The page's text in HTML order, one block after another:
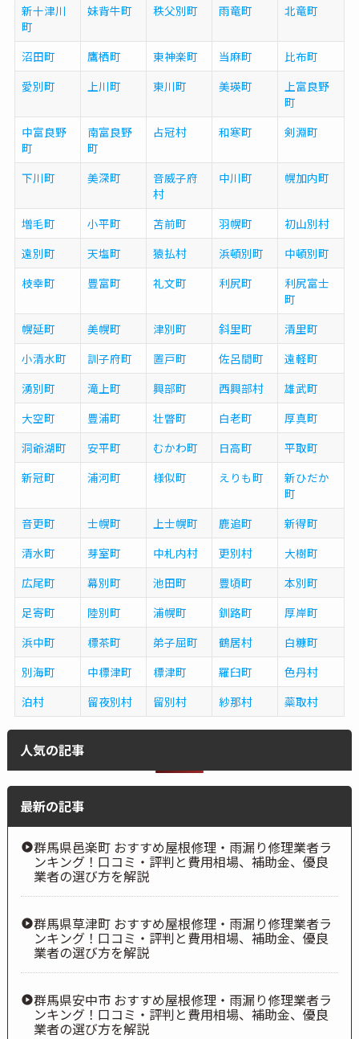
新十津川
町
妹背牛町 秩父別町 雨竜町 北竜町
沼田町 鷹栖町 東神楽町 当麻町
比布町
愛別町
上川町 東川町 美瑛町
上富良野
町
中富良野
町
南富良野
町
占冠村 和寒町 剣淵町
下川町 美深町
音威子府
村
中川町 幌加内町
増毛町 小平町 苫前町 羽幌町
初山別村
遠別町
天塩町 猿払村 浜頓別町
中頓別町
枝幸町
豊富町 礼文町 利尻町
利尻富士
町
幌延町
美幌町 津別町 斜里町
清里町
小清水町
訓子府町 置戸町 佐呂間町
遠軽町
湧別町
滝上町 興部町 西興部村
雄武町
大空町
豊浦町 壮瞥町 白老町
厚真町
洞爺湖町
安平町 むかわ町 日高町
平取町
新冠町
浦河町 様似町 えりも町
新ひだか
町
音更町
士幌町 上士幌町 鹿追町
新得町
清水町
芽室町 中札内村 更別村
大樹町
広尾町
幕別町 池田町 豊頃町
本別町
足寄町
陸別町 浦幌町 釧路町
厚岸町
浜中町
標茶町 弟子屈町 鶴居村
白糠町
別海町
中標津町 標津町 羅臼町
色丹村
泊村
留夜別村 留別村 紗那村 蘂取村
人気の記事
最新の記事
群馬県邑楽町 おすすめ屋根修理・雨漏り修理業者ラ
ンキング！口コミ・評判と費用相場、補助金、優良
業者の選び方を解説
群馬県草津町 おすすめ屋根修理・雨漏り修理業者ラ
ンキング！口コミ・評判と費用相場、補助金、優良
業者の選び方を解説
群馬県安中市 おすすめ屋根修理・雨漏り修理業者ラ
ンキング！口コミ・評判と費用相場、補助金、優良
業者の選び方を解説